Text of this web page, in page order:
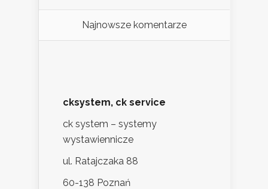
Najnowsze komentarze
cksystem, ck service
ck system – systemy
wystawiennicze
ul. Ratajczaka 88
60-138 Poznań